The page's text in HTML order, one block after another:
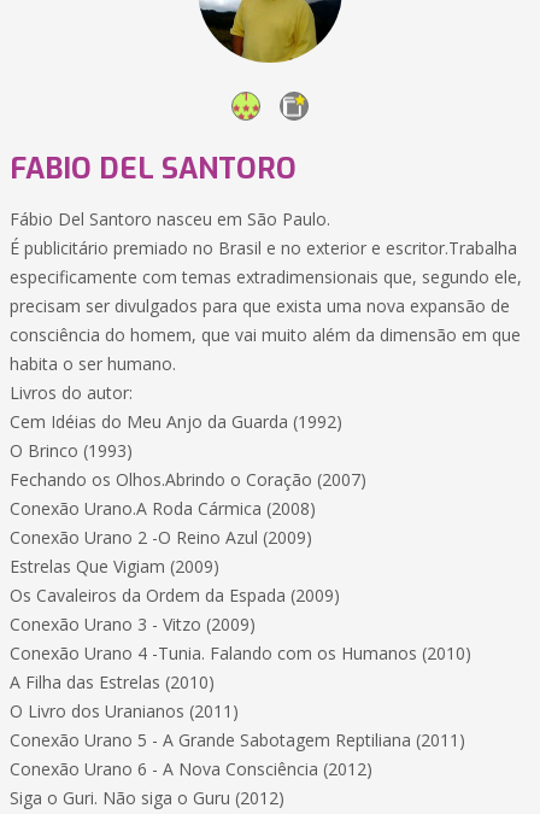
FABIO DEL SANTORO
Fábio Del Santoro nasceu em São Paulo.
É publicitário premiado no Brasil e no exterior e escritor.Trabalha
especificamente com temas extradimensionais que, segundo ele,
precisam ser divulgados para que exista uma nova expansão de
consciência do homem, que vai muito além da dimensão em que
habita o ser humano.
Livros do autor:
Cem Idéias do Meu Anjo da Guarda (1992)
O Brinco (1993)
Fechando os Olhos.Abrindo o Coração (2007)
Conexão Urano.A Roda Cármica (2008)
Conexão Urano 2 -O Reino Azul (2009)
Estrelas Que Vigiam (2009)
Os Cavaleiros da Ordem da Espada (2009)
Conexão Urano 3 - Vitzo (2009)
Conexão Urano 4 -Tunia. Falando com os Humanos (2010)
A Filha das Estrelas (2010)
O Livro dos Uranianos (2011)
Conexão Urano 5 - A Grande Sabotagem Reptiliana (2011)
Conexão Urano 6 - A Nova Consciência (2012)
Siga o Guri. Não siga o Guru (2012)